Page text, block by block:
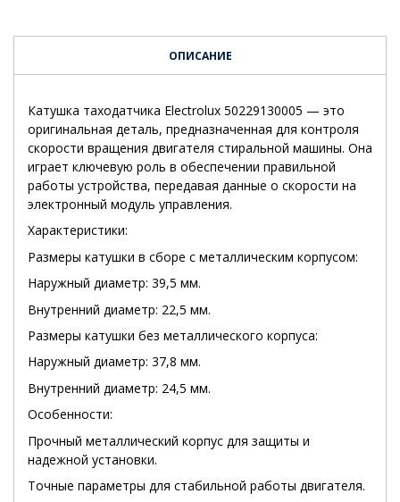
ОПИСАНИЕ
Катушка таходатчика Electrolux 50229130005 — это
оригинальная деталь, предназначенная для контроля
скорости вращения двигателя стиральной машины. Она
играет ключевую роль в обеспечении правильной
работы устройства, передавая данные о скорости на
электронный модуль управления.
Характеристики:
Размеры катушки в сборе с металлическим корпусом:
Наружный диаметр: 39,5 мм.
Внутренний диаметр: 22,5 мм.
Размеры катушки без металлического корпуса:
Наружный диаметр: 37,8 мм.
Внутренний диаметр: 24,5 мм.
Особенности:
Прочный металлический корпус для защиты и
надежной установки.
Точные параметры для стабильной работы двигателя.